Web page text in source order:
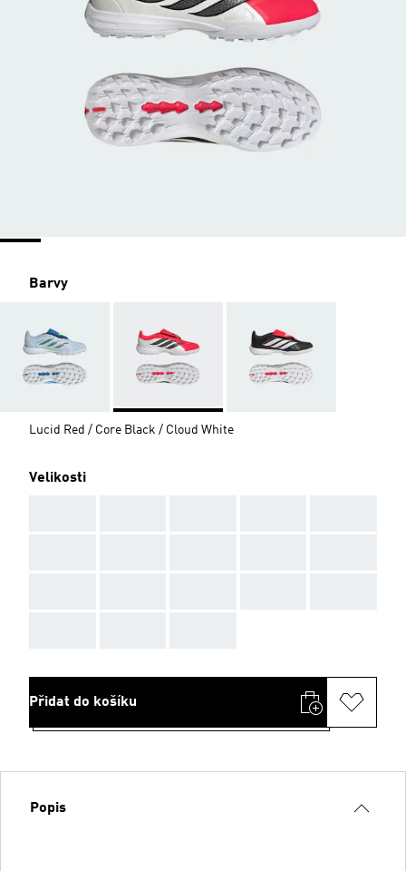
Barvy
Lucid Red / Core Black / Cloud White
Velikosti
Přidat do košíku
Popis